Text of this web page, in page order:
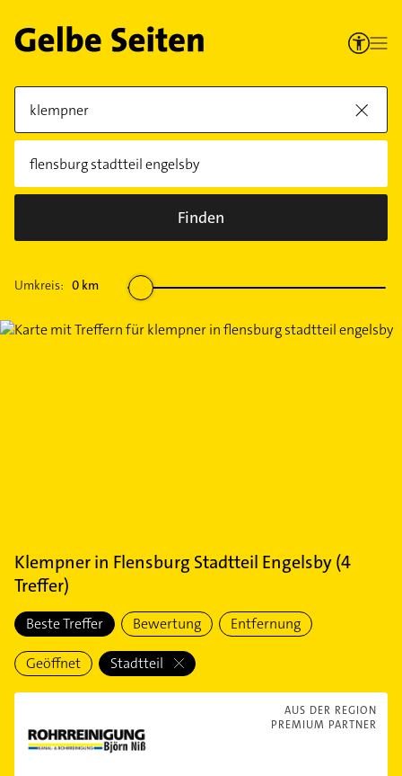
Finden
Umkreis: 0 km
Klempnerin Flensburg Stadtteil Engelsby(4
Treffer)
Beste Treffer Bewertung Entfernung
Geöffnet Stadtteil
AUS DER REGION
PREMIUM PARTNER